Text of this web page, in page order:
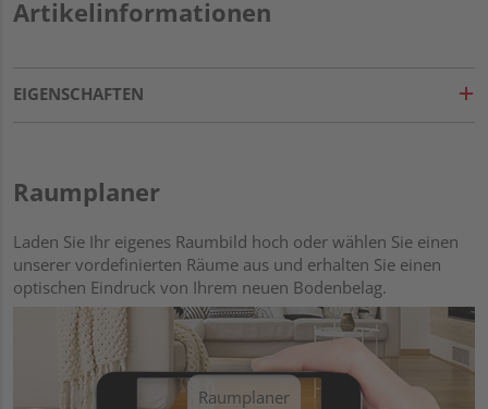
Artikelinformationen
EIGENSCHAFTEN
Raumplaner
Laden Sie Ihr eigenes Raumbild hoch oder wählen Sie einen
unserer vordefinierten Räume aus und erhalten Sie einen
optischen Eindruck von Ihrem neuen Bodenbelag.
Raumplaner